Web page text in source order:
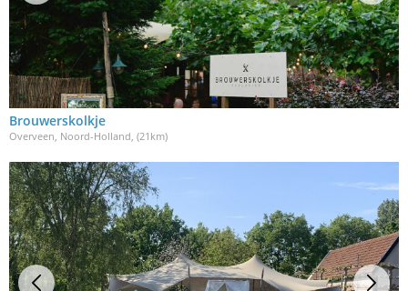
Brouwerskolkje
Overveen, Noord-Holland , (21km)